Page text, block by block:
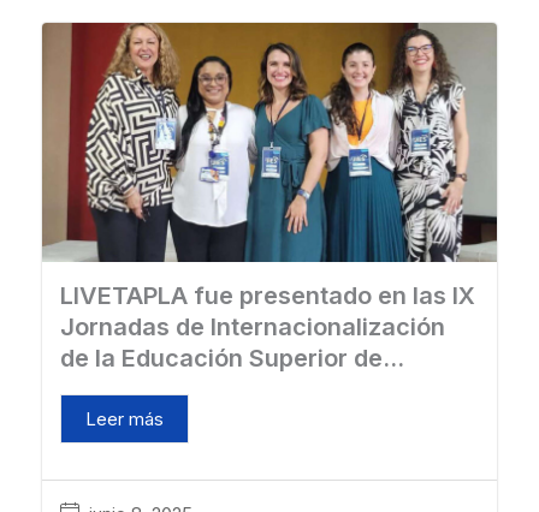
LIVETAPLA fue presentado en las IX
Jornadas de Internacionalización
de la Educación Superior de
Colombia
Leer más